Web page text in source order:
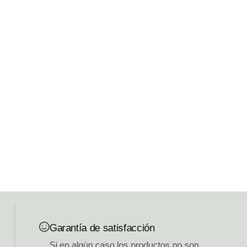
Garantía de satisfacción